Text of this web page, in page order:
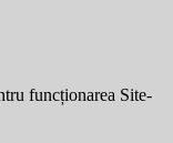
funcționarea Site-